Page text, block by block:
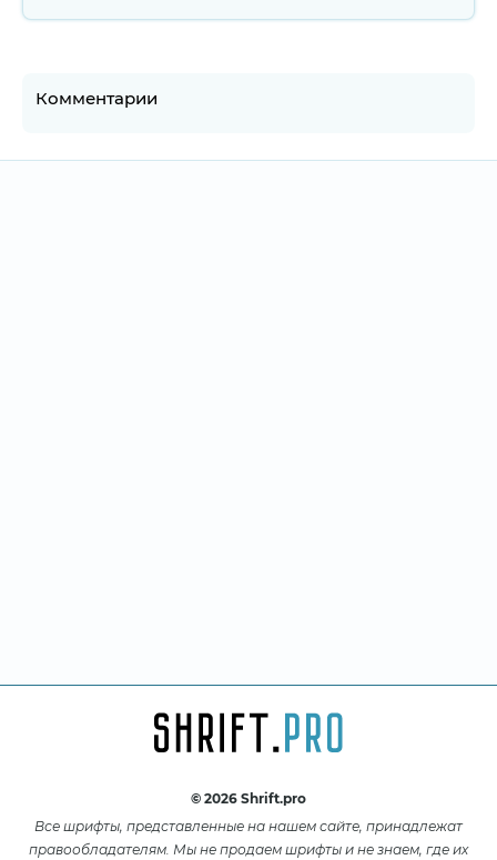
Комментарии
© 2026 Shrift.pro
Все шрифты, представленные на нашем сайте, принадлежат
правообладателям. Мы не продаем шрифты и не знаем, где их